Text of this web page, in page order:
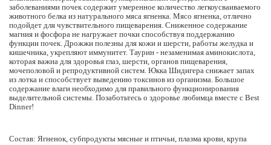
заболеваниями почек содержит умеренное количество легкоусваиваемого
животного белка из натурального мяса ягненка. Мясо ягненка, отлично
подойдет для чувствительного пищеварения. Сниженное содержание
магния и фосфора не нагружает почки способствуя поддержанию
функции почек. Дрожжи полезны для кожи и шерсти, работы желудка и
кишечника, укрепляют иммунитет. Таурин - незаменимая аминокислота,
которая важна для здоровья глаз, шерсти, органов пищеварения,
мочеполовой и репродуктивной систем. Юкка Шидигера снижает запах
из лотка и способствует выведению токсинов из организма. Большое
содержание влаги необходимо для правильного функционирования
выделительной системы. Позаботьтесь о здоровье любимца вместе с Best
Dinner!
Состав: Ягненок, субпродукты мясные и птичьи, плазма крови, крупа